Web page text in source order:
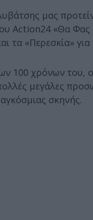
μας
Action24 «Θα Φας
τα «Περεσκία»
100 χρόνων του,
μεγάλες
σκηνής.